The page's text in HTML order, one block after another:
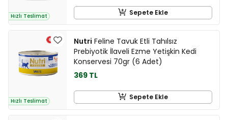
Hızlı Teslimat Sepete Ekle
Hızlı Teslimat
Nutri Feline Tavuk Etli Tahılsız
Prebiyotik İlaveli Ezme Yetişkin Kedi
Konservesi 70gr (6 Adet)
369 TL
Sepete Ekle